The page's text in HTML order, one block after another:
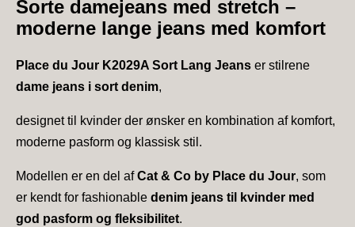
Sorte damejeans med stretch –
moderne lange jeans med komfort
Place du Jour K2029A Sort Lang Jeans er stilrene
dame jeans i sort denim,
designet til kvinder der ønsker en kombination af komfort,
moderne pasform og klassisk stil.
Modellen er en del afCat & Co by Place du Jour, som
er kendt for fashionable denim jeans til kvinder med
god pasform og fleksibilitet.